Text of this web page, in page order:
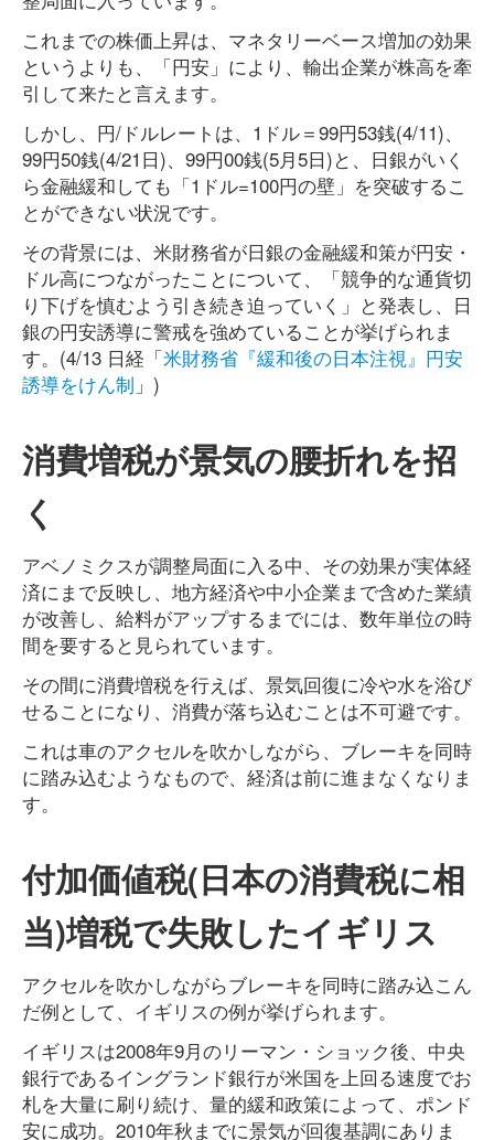
これまでの株価上昇は、マネタリーベース増加の効果
というよりも、「円安」により、輸出企業が株高を牽
引して来たと言えます。
しかし、円/ドルレートは、1ドル＝99円53銭(4/11)、
99円50銭(4/21日)、99円00銭(5月5日)と、日銀がいく
ら金融緩和しても「1ドル=100円の壁」を突破するこ
とができない状況です。
その背景には、米財務省が日銀の金融緩和策が円安・
ドル高につながったことについて、「競争的な通貨切
り下げを慎むよう引き続き迫っていく」と発表し、日
銀の円安誘導に警戒を強めていることが挙げられま
す。(4/13 日経「米財務省『緩和後の日本注視』円安
誘導をけん制 」)
消費増税が景気の腰折れを招
く
アベノミクスが調整局面に入る中、その効果が実体経
済にまで反映し、地方経済や中小企業まで含めた業績
が改善し、給料がアップするまでには、数年単位の時
間を要すると見られています。
その間に消費増税を行えば、景気回復に冷や水を浴び
せることになり、消費が落ち込むことは不可避です。
これは車のアクセルを吹かしながら、ブレーキを同時
に踏み込むようなもので、経済は前に進まなくなりま
す。
付加価値税(日本の消費税に相
当)増税で失敗したイギリス
アクセルを吹かしながらブレーキを同時に踏み込こん
だ例として、イギリスの例が挙げられます。
イギリスは2008年9月のリーマン・ショック後、中央
銀行であるイングランド銀行が米国を上回る速度でお
札を大量に刷り続け、量的緩和政策によって、ポンド
安に成功。2010年秋までに景気が回復基調にありま